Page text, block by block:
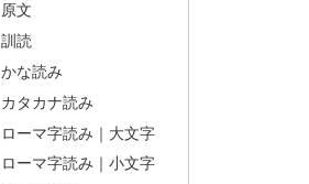
原文
訓読
かな読み
カタカナ読み
ローマ字読み｜大文字
ローマ字読み｜小文字